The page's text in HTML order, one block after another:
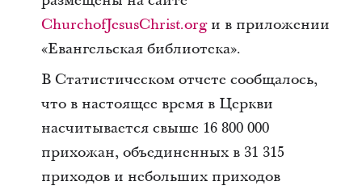
ChurchofJesusChrist.orgи в приложении
«Евангельская библиотека».
В Статистическом отчете сообщалось,
что в настоящее время в Церкви
насчитывается свыше 16 800 000
прихожан, объединенных в 31 315
приходов и небольших приходов